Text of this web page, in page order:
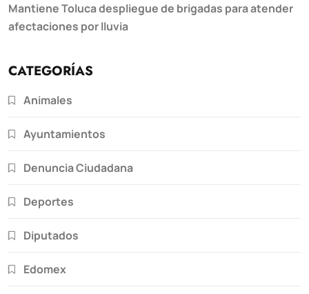
Mantiene Toluca despliegue de brigadas para atender
afectaciones por lluvia
CATEGORÍAS
Animales
Ayuntamientos
Denuncia Ciudadana
Deportes
Diputados
Edomex